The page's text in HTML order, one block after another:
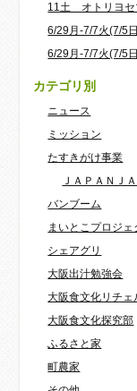
11土 オトリヨセ
6/29月-7/7火(7/5
6/29月-7/7火(7/5
カテゴリ別
ニュース
ミッション
たすきがけ事業
ＪＡＰＡＮＪＡ
バンブーム
まいとこプロジェ
シェアグリ
大阪出汁勉強会
大阪食文化リチェ
大阪食文化探究部
ふるさと家
町農家